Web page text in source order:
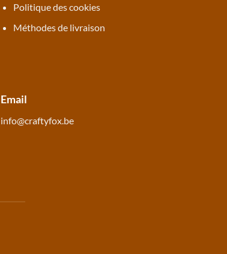
Politique des cookies
Méthodes de livraison
Email
info@craftyfox.be